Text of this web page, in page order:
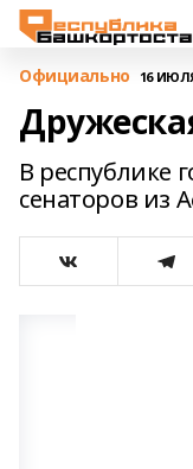
Официально 16 ИЮЛЯ
В республике
сенаторов из